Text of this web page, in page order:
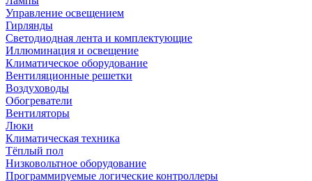
Управление освещением
Гирлянды
Светодиодная лента и комплектующие
Иллюминация и освещение
Климатическое оборудование
Вентиляционные решетки
Воздуховоды
Обогреватели
Вентиляторы
Люки
Климатическая техника
Тёплый пол
Низковольтное оборудование
Программируемые логические контроллеры